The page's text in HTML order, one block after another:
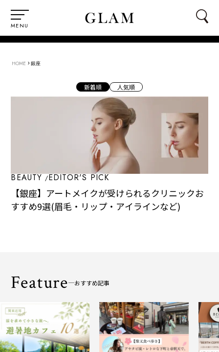
MENU
HOME › 銀座
新着順 人気順
BEAUTY EDITOR'S PICK
【銀座】アートメイクが受けられるクリニックお
すすめ9選(眉毛・リップ・アイラインなど)
Feature おすすめ記事